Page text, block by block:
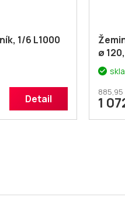
1/6 L1000
Detail
ø
885,95
1